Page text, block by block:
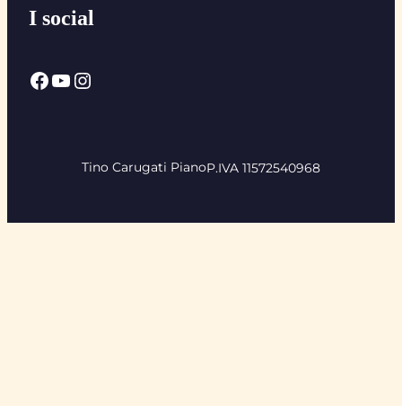
I social
Facebook YouTube Instagram
Tino Carugati PianoP.IVA 11572540968